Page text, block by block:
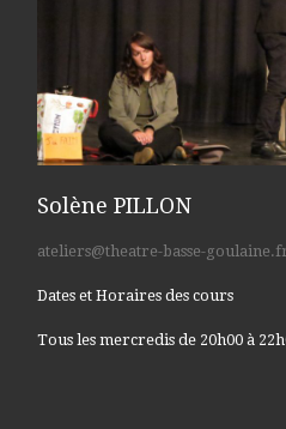
Solène PILLON
ateliers@theatre-basse-
Dates et Horaires des cours
Tous les mercredis de 20h00 à